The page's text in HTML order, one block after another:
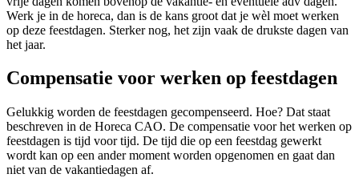
Werk je in de horeca, dan is de kans groot dat je wèl moet werken
op deze feestdagen. Sterker nog, het zijn vaak de drukste dagen van
het jaar.
Compensatie voor werken op feestdagen
Gelukkig worden de feestdagen gecompenseerd. Hoe? Dat staat
beschreven in de Horeca CAO. De compensatie voor het werken op
feestdagen is tijd voor tijd. De tijd die op een feestdag gewerkt
wordt kan op een ander moment worden opgenomen en gaat dan
niet van de vakantiedagen af.